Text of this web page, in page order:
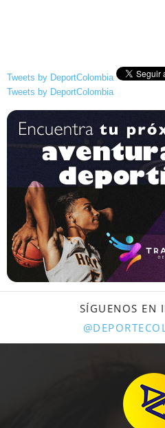
Tweets by DeportColombia
Tweets by DeportColombia
SÍGUENOS EN